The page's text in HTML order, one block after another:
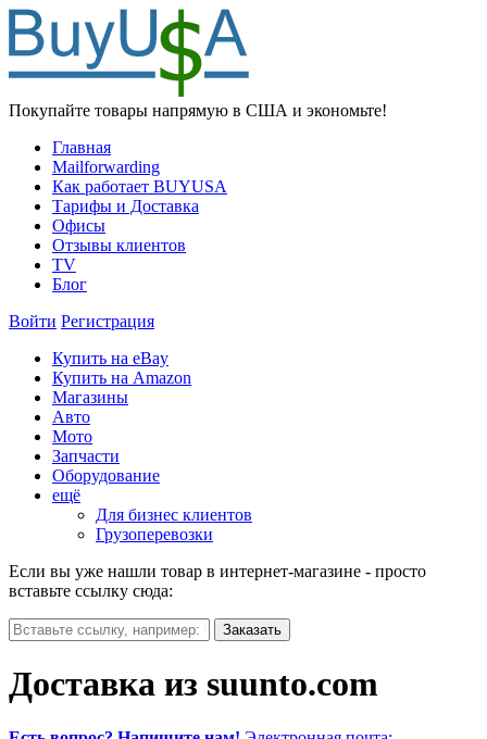
Покупайте товары напрямую в США и экономьте!
Главная
Mailforwarding
Как работает BUYUSA
Тарифы и Доставка
Офисы
Отзывы клиентов
TV
Блог
Войти Регистрация
Купить на eBay
Купить на Amazon
Магазины
Авто
Мото
Запчасти
Оборудование
ещё
Для бизнес клиентов
Грузоперевозки
Если вы уже нашли товар в интернет-магазине - просто
вставьте ссылку сюда:
Доставка из suunto.com